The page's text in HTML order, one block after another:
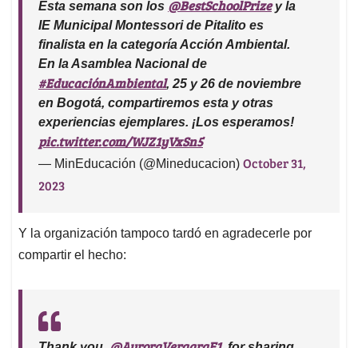
Esta semana son los @BestSchoolPrizey la
IE Municipal Montessori de Pitalito es
finalista en la categoría Acción Ambiental.
En la Asamblea Nacional de
#EducaciónAmbiental, 25 y 26 de noviembre
en Bogotá, compartiremos esta y otras
experiencias ejemplares. ¡Los esperamos!
pic.twitter.com/WJZ1yVxSn5
— MinEducación (@Mineducacion) October 31,
2023
Y la organización tampoco tardó en agradecerle por
compartir el hecho: